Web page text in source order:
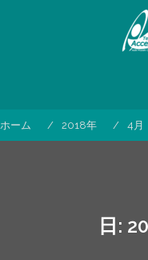
キ
ホーム 2018年 4月
日: